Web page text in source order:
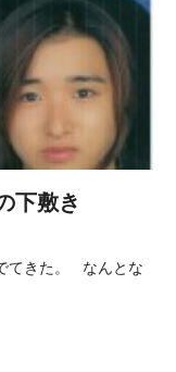
下敷き
てきた。 なんとな